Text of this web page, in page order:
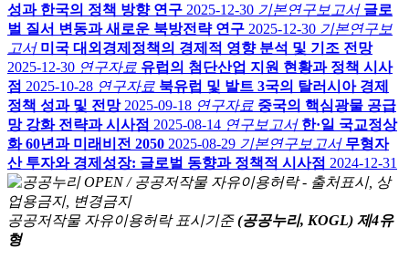
성과 한국의 정책 방향 연구 2025-12-30 기본연구보고서 글로
벌 질서 변동과 새로운 북방전략 연구 2025-12-30 기본연구보
고서 미국 대외경제정책의 경제적 영향 분석 및 기조 전망
2025-12-30 연구자료 유럽의 첨단산업 지원 현황과 정책 시사
점 2025-10-28 연구자료 북유럽 및 발트 3국의 탈러시아 경제
정책 성과 및 전망 2025-09-18 연구자료 중국의 핵심광물 공급
망 강화 전략과 시사점 2025-08-14 연구보고서 한·일 국교정상
화 60년과 미래비전 2050 2025-08-29 기본연구보고서 무형자
산 투자와 경제성장: 글로벌 동향과 정책적 시사점 2024-12-31
공공저작물 자유이용허락 표시기준 (공공누리, KOGL) 제4유
형